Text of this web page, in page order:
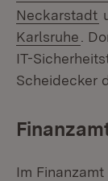
Neckarstadt
Karlsruhe
.
IT-
Scheidecker
Im